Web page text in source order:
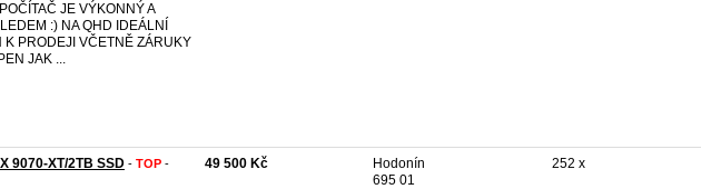
JE VÝKONNÝ A
:) NA QHD IDEÁLNÍ
K PRODEJI VČETNĚ ZÁRUKY
JAK ...
9070-XT/2TB SSD - TOP -
49 500 Kč
Hodonín
695 01
252 x